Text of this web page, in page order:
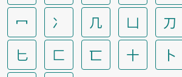
冖
冫 几 凵 刀
匕
匚 匸 十 卜